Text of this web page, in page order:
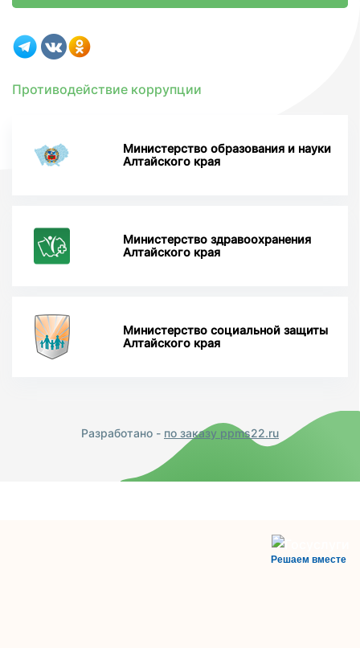
Противодействие коррупции
Министерство образования и науки
Алтайского края
Министерство здравоохранения
Алтайского края
Министерство социальной защиты
Алтайского края
Разработано - по заказу ppms22.ru
Решаем вместе